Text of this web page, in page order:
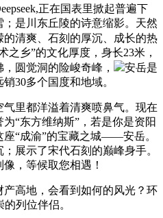
正在国表里掀起普遍下
是川东丘陵的诗意缩影。天然
的清爽、石刻的厚沉、成长的热
之乡”的文化厚度，身长23米，
圆觉洞的险峻奇峰，
安岳是
30多个国度和地域。
里都洋溢着清爽喷鼻气。现在
“东方维纳斯”，若是你是资阳
“成渝”的宝藏之城——安岳。
展示了宋代石刻的巅峰身手。
，等候取您相遇！
高地，会看到如何的风光？环
列位伴侣。